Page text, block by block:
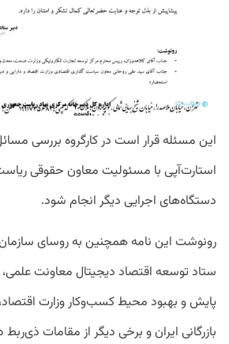
این مسئله قرار است در کارگروه بررسی
استارت‌آپی با مسئولیت معاون حقوقی
دستگاه‌های اجرایی دیگر انجام شود.
رونوشت این نامه همچنین به روسای سازمان
ستاد توسعه اقتصاد دیجیتال معاونت
پایش و بهبود محیط کسب‌وکار وزارت اقتصاد،
بازرگانی ایران و برخی دیگر از مقامات